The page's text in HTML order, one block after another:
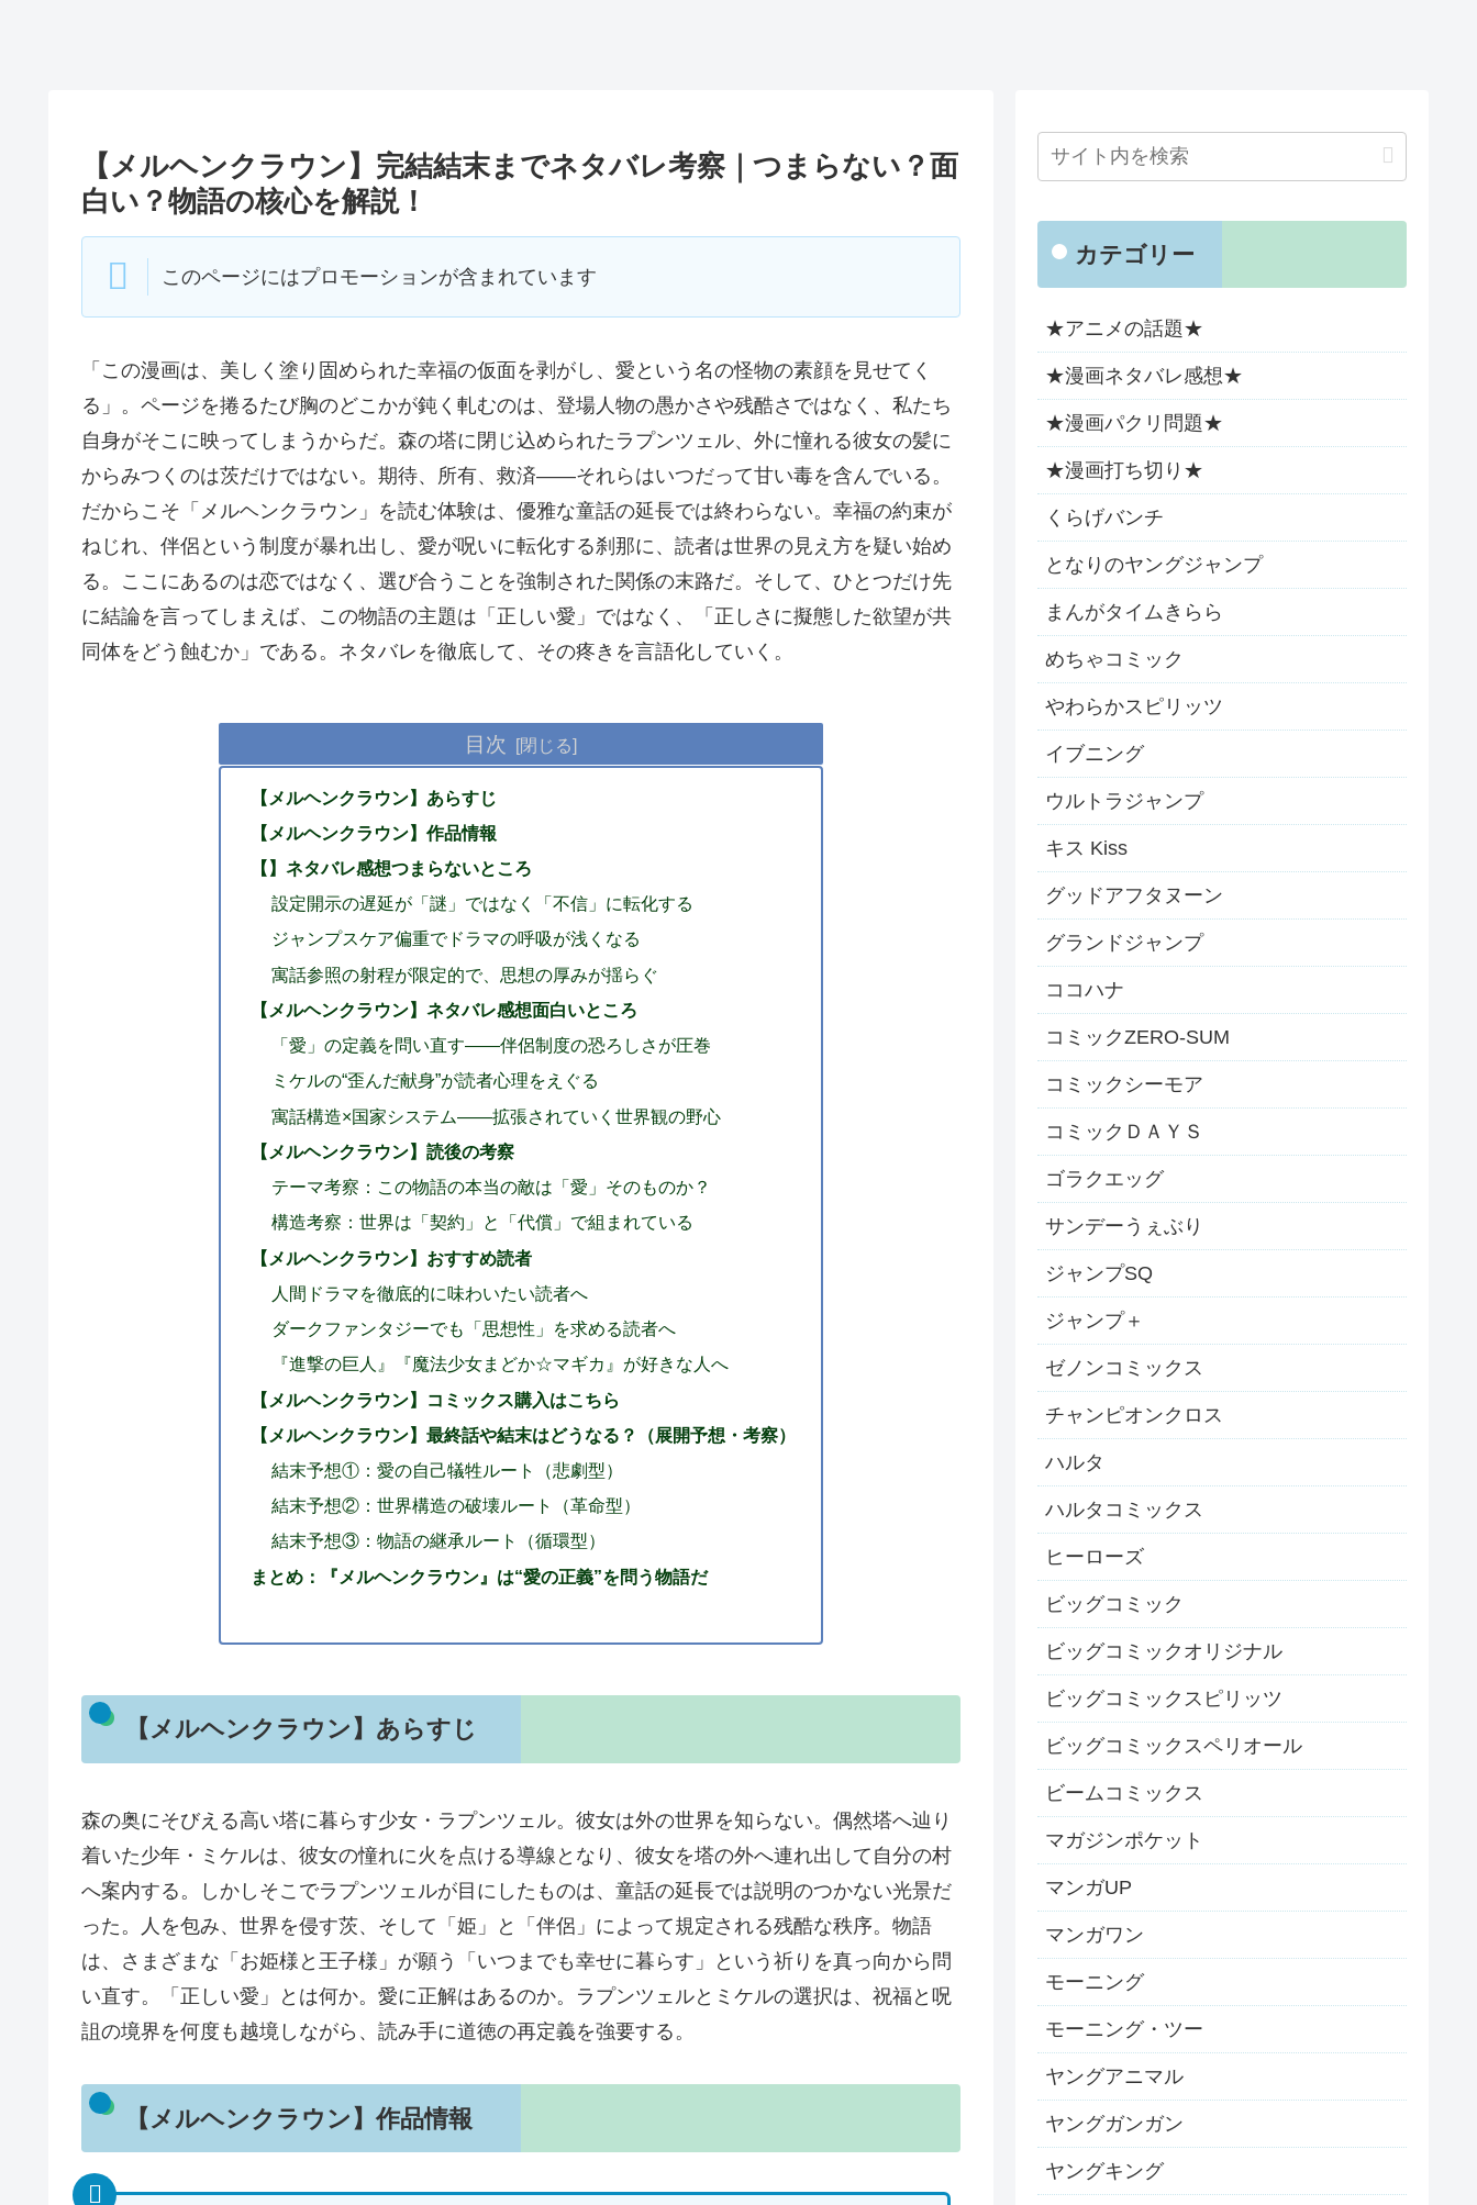
【メルヘンクラウン】完結結末までネタバレ考察｜つまらない？面
白い？物語の核心を解説！
このページにはプロモーションが含まれています
「この漫画は、美しく塗り固められた幸福の仮面を剥がし、愛という名の怪物の素顔を見せてく
る」。ページを捲るたび胸のどこかが鈍く軋むのは、登場人物の愚かさや残酷さではなく、私たち
自身がそこに映ってしまうからだ。森の塔に閉じ込められたラプンツェル、外に憧れる彼女の髪に
からみつくのは茨だけではない。期待、所有、救済――それらはいつだって甘い毒を含んでいる。
だからこそ「メルヘンクラウン」を読む体験は、優雅な童話の延長では終わらない。幸福の約束が
ねじれ、伴侶という制度が暴れ出し、愛が呪いに転化する刹那に、読者は世界の見え方を疑い始め
る。 ここにあるのは恋ではなく、選び合うことを強制された関係の末路だ。そして、ひとつだけ先
に結論を言ってしまえば、 この物語の主題は「正しい愛」ではなく、「正しさに擬態した欲望が共
同体をどう蝕むか」である。ネタバレを徹底して、その疼きを言語化していく。
目次
【メルヘンクラウン】あらすじ
【メルヘンクラウン】作品情報
【】ネタバレ感想つまらないところ
設定開示の遅延が「謎」ではなく「不信」に転化する
ジャンプスケア偏重でドラマの呼吸が浅くなる
寓話参照の射程が限定的で、思想の厚みが揺らぐ
【メルヘンクラウン】ネタバレ感想面白いところ
「愛」の定義を問い直す――伴侶制度の恐ろしさが圧巻
ミケルの“歪んだ献身”が読者心理をえぐる
寓話構造×国家システム――拡張されていく世界観の野心
【メルヘンクラウン】読後の考察
テーマ考察：この物語の本当の敵は「愛」そのものか？
構造考察：世界は「契約」と「代償」で組まれている
【メルヘンクラウン】おすすめ読者
人間ドラマを徹底的に味わいたい読者へ
ダークファンタジーでも「思想性」を求める読者へ
『進撃の巨人』『魔法少女まどか☆マギカ』が好きな人へ
【メルヘンクラウン】コミックス購入はこちら
【メルヘンクラウン】最終話や結末はどうなる？（展開予想・考察）
結末予想①：愛の自己犠牲ルート（悲劇型）
結末予想②：世界構造の破壊ルート（革命型）
結末予想③：物語の継承ルート（循環型）
まとめ：『メルヘンクラウン』は“愛の正義”を問う物語だ
【メルヘンクラウン】あらすじ
森の奥にそびえる高い塔に暮らす少女・ラプンツェル。彼女は外の世界を知らない。偶然塔へ辿り
着いた少年・ミケルは、彼女の憧れに火を点ける導線となり、彼女を塔の外へ連れ出して自分の村
へ案内する。しかしそこでラプンツェルが目にしたものは、童話の延長では説明のつかない光景だ
った。人を包み、世界を侵す茨、そして「姫」と「伴侶」によって規定される残酷な秩序。物語
は、さまざまな「お姫様と王子様」が願う「いつまでも幸せに暮らす」という祈りを真っ向から問
い直す。「正しい愛」とは何か。愛に正解はあるのか。ラプンツェルとミケルの選択は、祝福と呪
詛の境界を何度も越境しながら、読み手に道徳の再定義を強要する。
【メルヘンクラウン】作品情報
カテゴリー
★アニメの話題★
★漫画ネタバレ感想★
★漫画パクリ問題★
★漫画打ち切り★
くらげバンチ
となりのヤングジャンプ
まんがタイムきらら
めちゃコミック
やわらかスピリッツ
イブニング
ウルトラジャンプ
キス Kiss
グッドアフタヌーン
グランドジャンプ
ココハナ
コミックZERO-SUM
コミックシーモア
コミックＤＡＹＳ
ゴラクエッグ
サンデーうぇぶり
ジャンプSQ
ジャンプ＋
ゼノンコミックス
チャンピオンクロス
ハルタ
ハルタコミックス
ヒーローズ
ビッグコミック
ビッグコミックオリジナル
ビッグコミックスピリッツ
ビッグコミックスペリオール
ビームコミックス
マガジンポケット
マンガUP
マンガワン
モーニング
モーニング・ツー
ヤングアニマル
ヤングガンガン
ヤングキング